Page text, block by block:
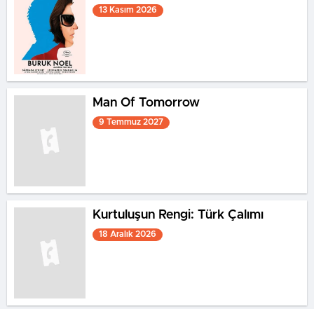
13 Kasım 2026
Man Of Tomorrow
9 Temmuz 2027
Kurtuluşun Rengi: Türk Çalımı
18 Aralık 2026